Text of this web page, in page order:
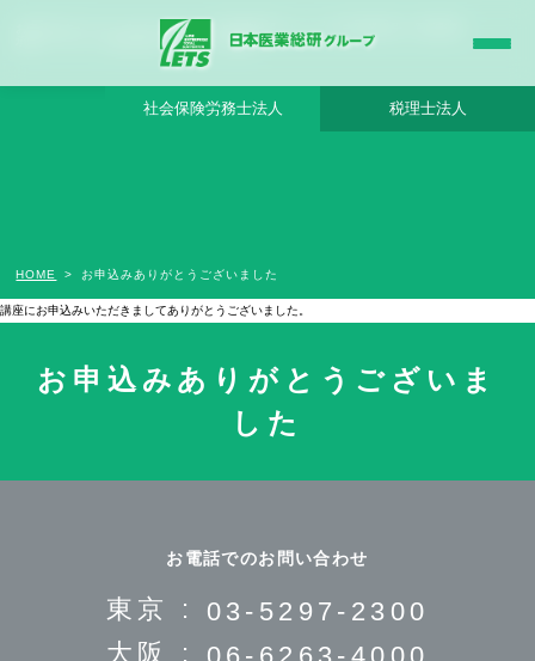
お申込みありがとうございました - 日本医業総研グループ |日本医業総研｜医院開業・
承継・クリニック経営支援・医療モール開発
社会保険労務士法人 税理士法人
お申込みありがとうございま
した
HOME お申込みありがとうございました
講座にお申込みいただきましてありがとうございました。
お問い合わせ
お電話でのお問い合わせ
東京 : 03-5297-2300
大阪 : 06-6263-4000